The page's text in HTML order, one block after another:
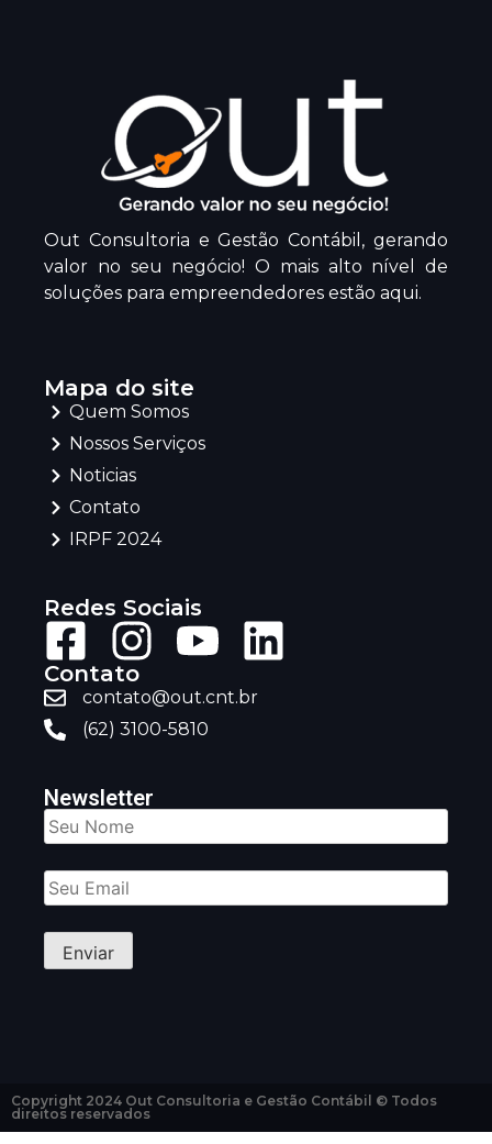
Out Consultoria e Gestão Contábil, gerando
valor no seu negócio! O mais alto nível de
soluções para empreendedores estão aqui.
Mapa do site
Quem Somos
Nossos Serviços
Noticias
Contato
IRPF 2024
Redes Sociais
Contato
contato@out.cnt.br
(62) 3100-5810
Newsletter
Copyright 2024 Out Consultoria e Gestão Contábil © Todos
direitos reservados